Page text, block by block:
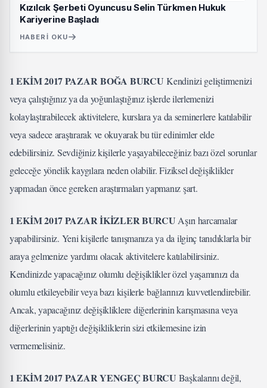
Kızılcık Şerbeti Oyuncusu Selin Türkmen Hukuk
Kariyerine Başladı
HABERI OKU
1 EKİM 2017 PAZAR BOĞA BURCU Kendinizi geliştirmenizi
veya çalıştığınız ya da yoğunlaştığınız işlerde ilerlemenizi
kolaylaştırabilecek aktivitelere, kurslara ya da seminerlere katılabilir
veya sadece araştırarak ve okuyarak bu tür edinimler elde
edebilirsiniz. Sevdiğiniz kişilerle yaşayabileceğiniz bazı özel sorunlar
geleceğe yönelik kaygılara neden olabilir. Fiziksel değişiklikler
yapmadan önce gereken araştırmaları yapmanız şart.
1 EKİM 2017 PAZAR İKİZLER BURCU Aşırı harcamalar
yapabilirsiniz. Yeni kişilerle tanışmanıza ya da ilginç tanıdıklarla bir
araya gelmenize yardımı olacak aktivitelere katılabilirsiniz.
Kendinizde yapacağınız olumlu değişiklikler özel yaşamınızı da
olumlu etkileyebilir veya bazı kişilerle bağlarınızı kuvvetlendirebilir.
Ancak, yapacağınız değişikliklere diğerlerinin karışmasına veya
diğerlerinin yaptığı değişikliklerin sizi etkilemesine izin
vermemelisiniz.
1 EKİM 2017 PAZAR YENGEÇ BURCU Başkalarını değil,